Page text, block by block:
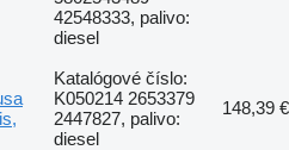
42548333, palivo:
diesel
Katalógové číslo:
K050214 2653379
2447827, palivo:
diesel
148,39 €